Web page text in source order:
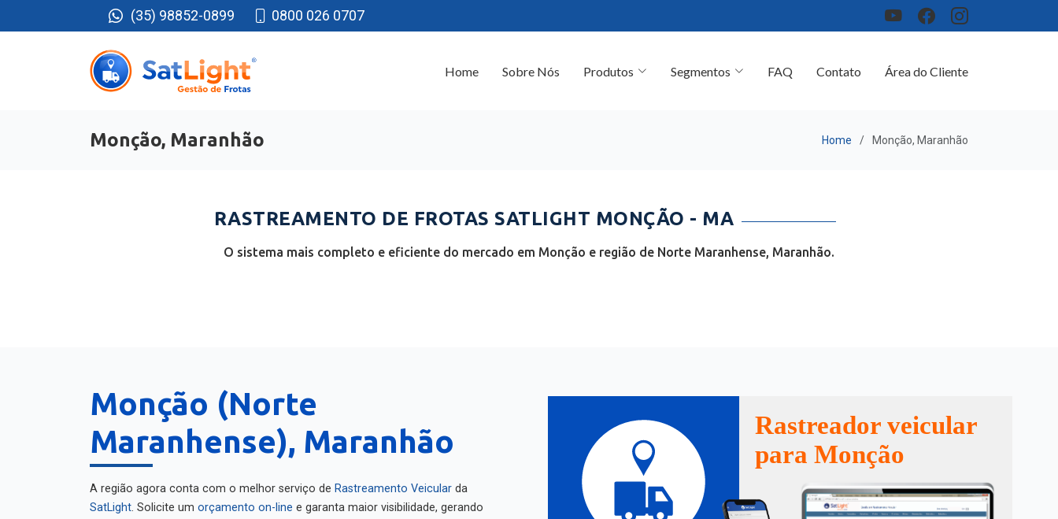
(35) 98852-0899 0800 026 0707
Home Sobre Nós Produtos Segmentos FAQ Contato Área do Cliente
Monção, Maranhão Home Monção, Maranhão
RASTREAMENTO DE FROTAS SATLIGHT MONÇÃO - MA
O sistema mais completo e eficiente do mercado em Monção e região de Norte Maranhense, Maranhão.
Monção (Norte
Maranhense), Maranhão
A região agora conta com o melhor serviço de Rastreamento Veicular da
SatLight. Solicite um orçamento on-line e garanta maior visibilidade, gerando
Rastreador veicular
para Monção